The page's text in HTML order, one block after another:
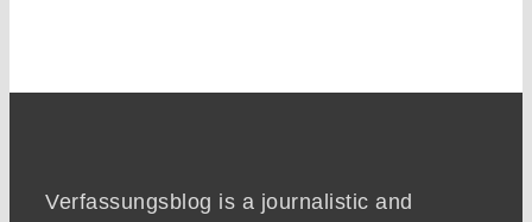
Verfassungsblog is a journalistic and